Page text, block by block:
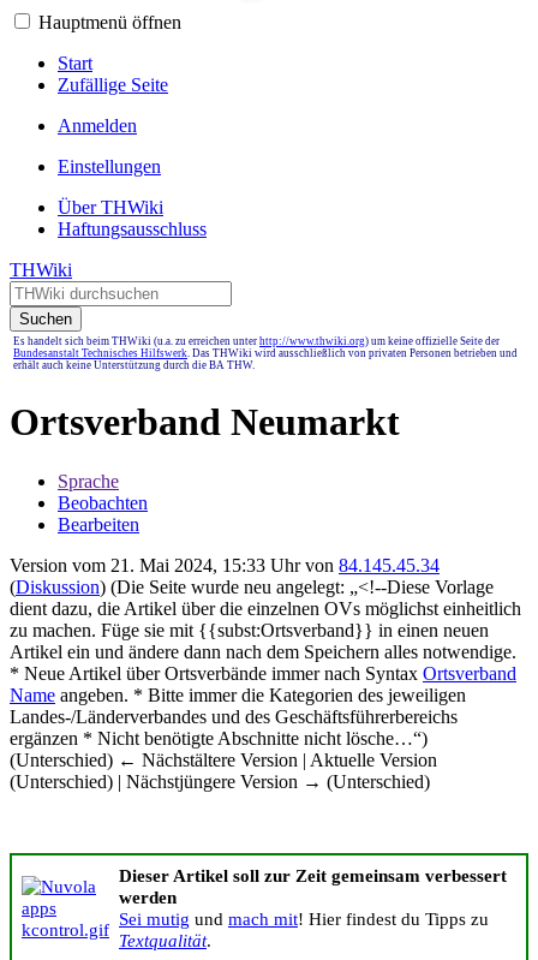
Hauptmenü öffnen
Start
Zufällige Seite
Anmelden
Einstellungen
Über THWiki
Haftungsausschluss
THWiki
Suchen
Es handelt sich beim THWiki (u.a. zu erreichen unter http://www.thwiki.org) um keine offizielle Seite der
Bundesanstalt Technisches Hilfswerk. Das THWiki wird ausschließlich von privaten Personen betrieben und
erhält auch keine Unterstützung durch die BA THW.
Ortsverband Neumarkt
Sprache
Beobachten
Bearbeiten
Version vom 21. Mai 2024, 15:33 Uhr von 84.145.45.34
(Diskussion) (Die Seite wurde neu angelegt: „<!--Diese Vorlage
dient dazu, die Artikel über die einzelnen OVs möglichst einheitlich
zu machen. Füge sie mit {{subst:Ortsverband}} in einen neuen
Artikel ein und ändere dann nach dem Speichern alles notwendige.
* Neue Artikel über Ortsverbände immer nach Syntax Ortsverband
Name angeben. * Bitte immer die Kategorien des jeweiligen
Landes-/Länderverbandes und des Geschäftsführerbereichs
ergänzen * Nicht benötigte Abschnitte nicht lösche…“)
(Unterschied) ← Nächstältere Version | Aktuelle Version
(Unterschied) | Nächstjüngere Version → (Unterschied)
Dieser Artikel soll zur Zeit gemeinsam verbessert
werden
Sei mutig und mach mit! Hier findest du Tipps zu
Textqualität.